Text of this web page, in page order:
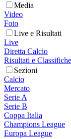
Media
Video
Foto
Live e Risultati
Live
Diretta Calcio
Risultati e Classifiche
Sezioni
Calcio
Mercato
Serie A
Serie B
Coppa Italia
Champions League
Europa League